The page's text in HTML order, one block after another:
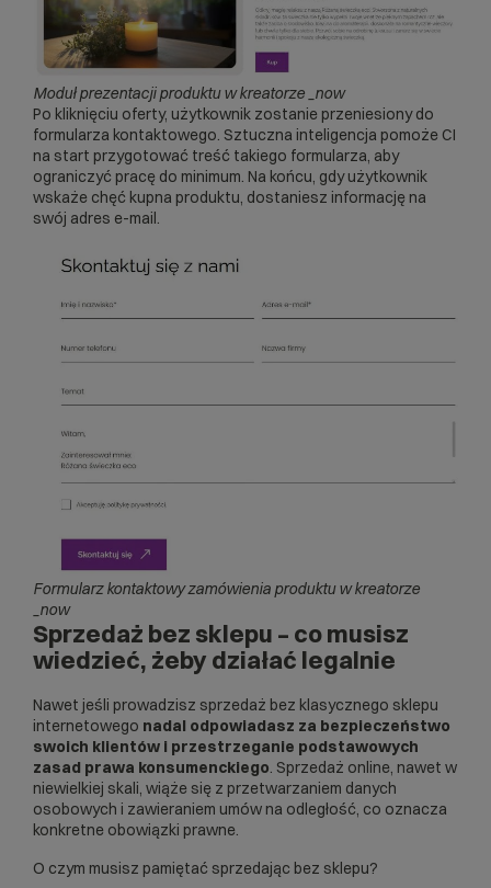
Moduł prezentacji produktu w kreatorze _now
Po kliknięciu oferty, użytkownik zostanie przeniesiony do
formularza kontaktowego. Sztuczna inteligencja pomoże CI
na start przygotować treść takiego formularza, aby
ograniczyć pracę do minimum. Na końcu, gdy użytkownik
wskaże chęć kupna produktu, dostaniesz informację na
swój adres e-mail.
Formularz kontaktowy zamówienia produktu w kreatorze
_now
Sprzedaż bez sklepu – co musisz
wiedzieć, żeby działać legalnie
Nawet jeśli prowadzisz sprzedaż bez klasycznego sklepu
internetowego nadal odpowiadasz za bezpieczeństwo
swoich klientów i przestrzeganie podstawowych
zasad prawa konsumenckiego. Sprzedaż online, nawet w
niewielkiej skali, wiąże się z przetwarzaniem danych
osobowych i zawieraniem umów na odległość, co oznacza
konkretne obowiązki prawne.
O czym musisz pamiętać sprzedając bez sklepu?